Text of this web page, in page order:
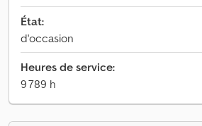
État:
d'occasion
Heures de service:
9 789 h